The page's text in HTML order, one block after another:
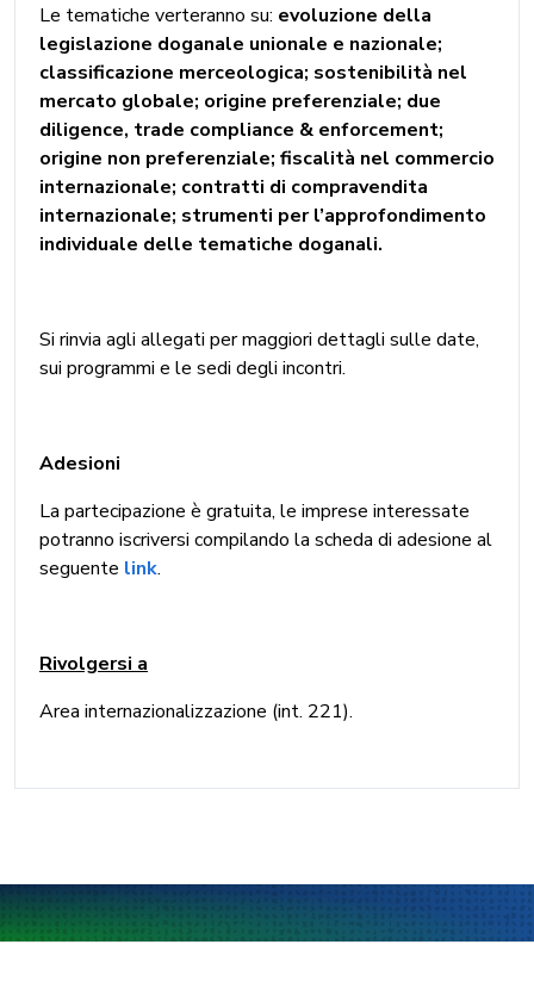
Le tematiche verteranno su: evoluzione della
legislazione doganale unionale e nazionale;
classificazione merceologica; sostenibilità nel
mercato globale; origine preferenziale; due
diligence, trade compliance & enforcement;
origine non preferenziale; fiscalità nel commercio
internazionale; contratti di compravendita
internazionale; strumenti per l’approfondimento
individuale delle tematiche doganali.
Si rinvia agli allegati per maggiori dettagli sulle date,
sui programmi e le sedi degli incontri.
Adesioni
La partecipazione è gratuita, le imprese interessate
potranno iscriversi compilando la scheda di adesione al
seguente link.
Rivolgersi a
Area internazionalizzazione (int. 221).